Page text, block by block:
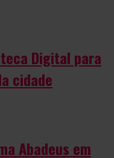
Digital para
cidade
Abadeus em